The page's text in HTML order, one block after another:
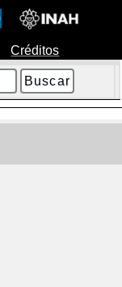
Créditos